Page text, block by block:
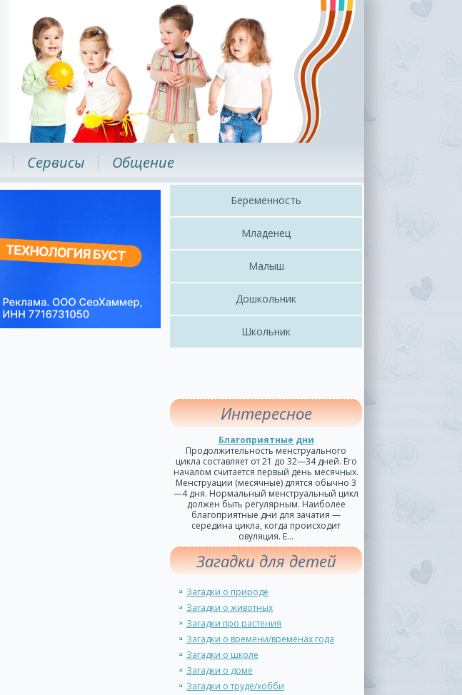
Сервисы Общение
Беременность
Младенец
Малыш
Дошкольник
Школьник
Интересное
Благоприятные дни
Продолжительность менструального
цикла составляет от 21 до 32—34 дней. Его
началом считается первый день месячных.
Менструации (месячные) длятся обычно 3
—4 дня. Нормальный менструальный цикл
должен быть регулярным. Наиболее
благоприятные дни для зачатия —
середина цикла, когда происходит
овуляция. Е...
Загадки для детей
Загадки о природе
Загадки о животных
Загадки про растения
Загадки о времени/временах года
Загадки о школе
Загадки о доме
Загадки о труде/хобби